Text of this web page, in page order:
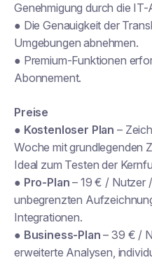
Genehmigung durch die
● Die Genauigkeit der
Umgebungen abnehmen.
● Premium-Funktionen
Abonnement.
Preise
● Kostenloser Plan –
Woche mit grundlegenden
Ideal zum Testen der
● Pro-Plan – 19 € / Nutzer
unbegrenzten
Integrationen.
● Business-Plan – 39 € /
erweiterte Analysen,